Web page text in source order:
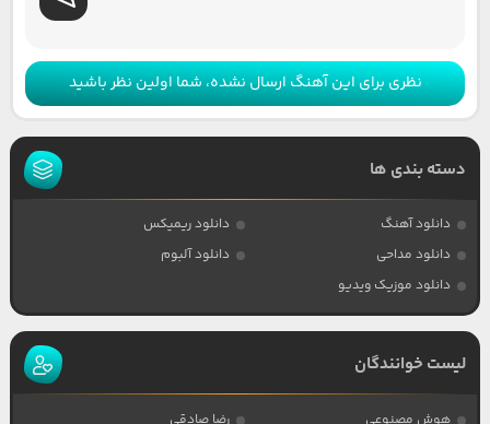
نظری برای این آهنگ ارسال نشده، شما اولین نظر باشید
دسته بندی ها
دانلود آهنگ
دانلود ریمیکس
دانلود مداحی
دانلود آلبوم
دانلود موزیک ویدیو
لیست خوانندگان
هوش مصنوعی
رضا صادقی